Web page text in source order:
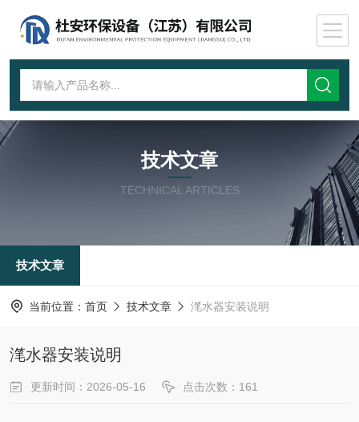
技术文章
TECHNICAL ARTICLES
技术文章
当前位置： 首页 技术文章 滗水器安装说明
滗水器安装说明
更新时间：2026-05-16 点击次数：161